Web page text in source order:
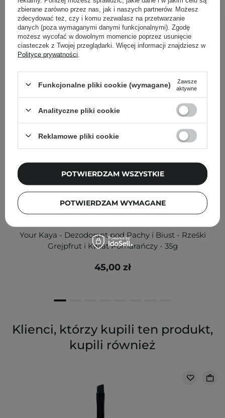
DODAJ DO KOSZYKA
Inni klienci sprawdzali również
Your Kaya - Dezodorant pod Pachy i Biust - Rześki
Grejpfrut i Kwiat Pomarańczy - 35g
45,00 zł
Klienci, którzy kupili ten produkt,
kupili również
zbierane zarówno przez nas, jak i naszych partnerów. Możesz
zdecydować też, czy i komu zezwalasz na przetwarzanie
danych (poza wymaganymi danymi funkcjonalnymi). Zgodę
możesz wycofać w dowolnym momencie poprzez usunięcie
ciasteczek z Twojej przeglądarki. Więcej informacji znajdziesz w
Polityce prywatności
Funkcjonalne pliki cookie (wymagane)
Zawsze
aktywne
Analityczne pliki cookie
Reklamowe pliki cookie
POTWIERDZAM WYMAGANE
POTWIERDZAM WSZYSTKIE